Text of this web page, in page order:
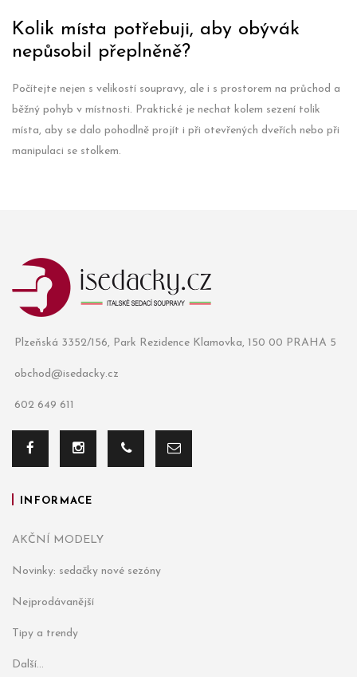
Kolik místa potřebuji, aby obývák
nepůsobil přeplněně?
Počítejte nejen s velikostí soupravy, ale i s prostorem na průchod a
běžný pohyb v místnosti. Praktické je nechat kolem sezení tolik
místa, aby se dalo pohodlně projít i při otevřených dveřích nebo při
manipulaci se stolkem.
Plzeňská 3352/156, Park Rezidence Klamovka, 150 00 PRAHA 5
obchod@isedacky.cz
602 649 611
INFORMACE
AKČNÍ MODELY
Novinky: sedačky nové sezóny
Nejprodávanější
Tipy a trendy
Další...